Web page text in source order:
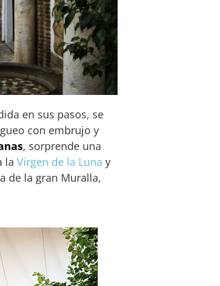
en sus pasos, se
con embrujo y
, sorprende una
la Virgen de la Luna y
de la gran Muralla,